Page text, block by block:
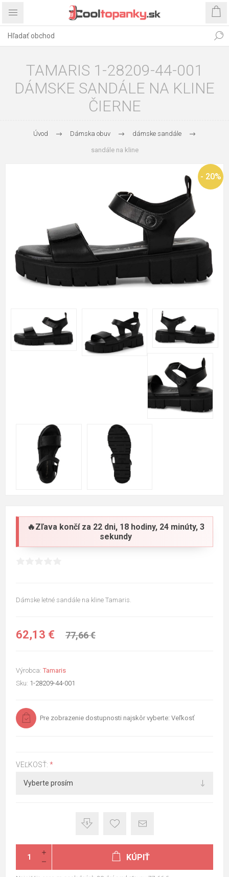
TAMARIS 1-28209-44-001
DÁMSKE SANDÁLE NA KLINE
ČIERNE
Úvod Dámska obuv dámske sandále
sandále na kline
- 20%
🔥Zľava končí za 22 dni, 18 hodiny, 24 minúty, 2
sekundy
Dámske letné sandále na kline Tamaris.
62,13 € 77,66 €
Výrobca: Tamaris
Sku: 1-28209-44-001
Pre zobrazenie dostupnosti najskôr vyberte: Veľkosť
VEĽKOSŤ: *
KÚPIŤ